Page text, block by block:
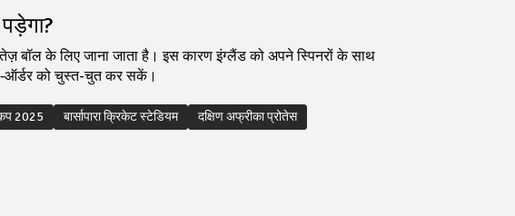
बॉल के लिए जाना जाता है। इस कारण इंग्लैंड को अपने स्पिनरों के साथ
को चुस्त-चुत कर सकें।
2025 बार्सापारा क्रिकेट स्टेडियम दक्षिण अफ्रीका प्रोतेस